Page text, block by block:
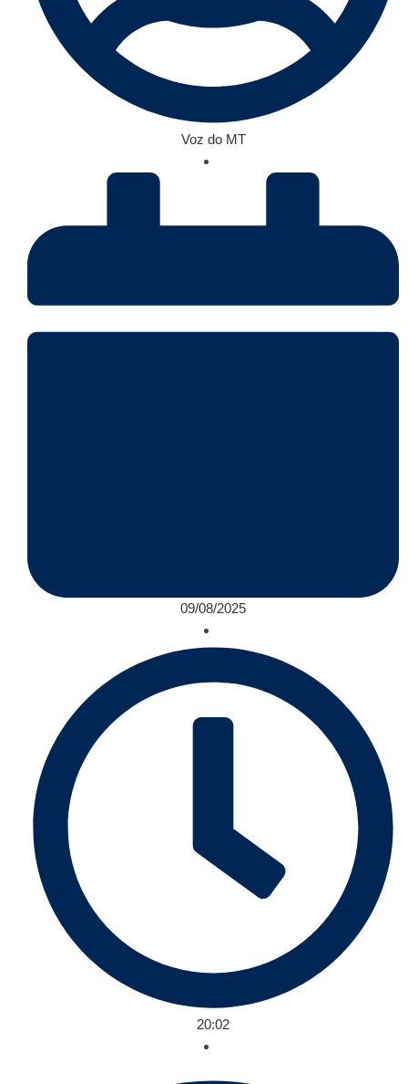
Voz do MT
09/08/2025
20:02